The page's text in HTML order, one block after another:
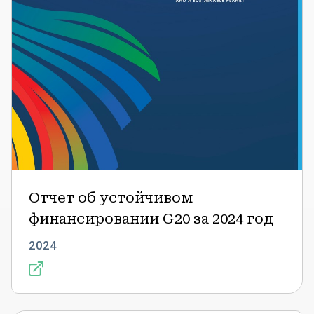
Отчет об устойчивом
финансировании G20 за 2024 год
2024